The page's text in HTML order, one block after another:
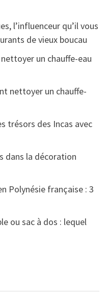
l’influenceur qu’il vous
de vieux boucau
un chauffe-eau
nettoyer un chauffe-
trésors des Incas avec
dans la décoration
Polynésie française : 3
ou sac à dos : lequel